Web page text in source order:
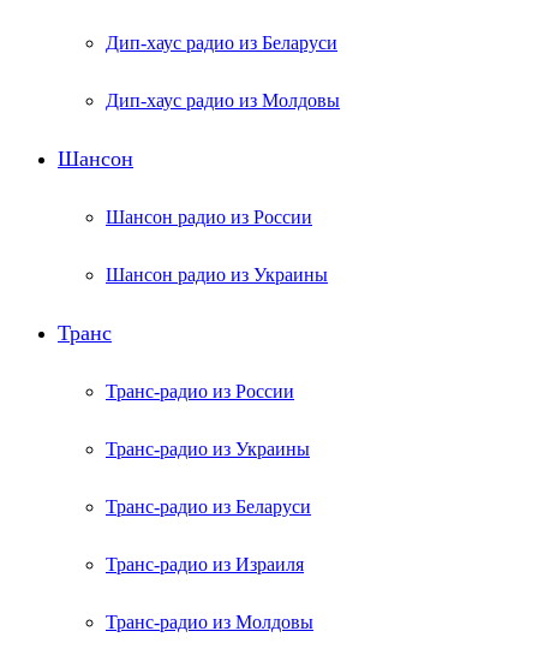
Дип-хаус радио из Беларуси
Дип-хаус радио из Молдовы
Шансон
Шансон радио из России
Шансон радио из Украины
Транс
Транс-радио из России
Транс-радио из Украины
Транс-радио из Беларуси
Транс-радио из Израиля
Транс-радио из Молдовы